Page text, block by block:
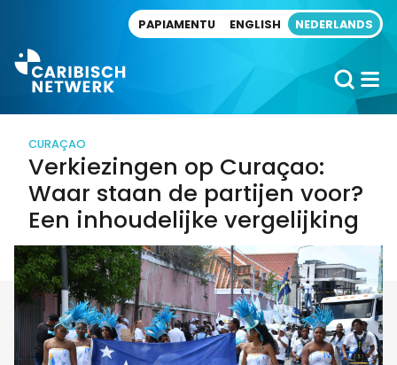
PAPIAMENTU ENGLISH NEDERLANDS
CURAÇAO
Verkiezingen op Curaçao:
Waar staan de partijen voor?
Een inhoudelijke vergelijking